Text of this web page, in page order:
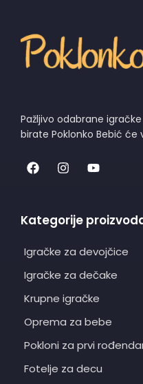
Pažljivo odabrane
birate Poklonko Bebić
Kategorije
Igračke za devojčice
Igračke za dečake
Krupne igračke
Oprema za bebe
Pokloni za prvi
Fotelje za decu